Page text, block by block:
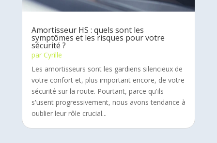
Amortisseur HS : quels sont les
symptômes et les risques pour votre
sécurité ?
par Cyrille
Les amortisseurs sont les gardiens silencieux de
votre confort et, plus important encore, de votre
sécurité sur la route. Pourtant, parce qu'ils
s'usent progressivement, nous avons tendance à
oublier leur rôle crucial...